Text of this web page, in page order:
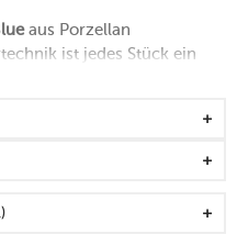
aus Porzellan
ist jedes Stück ein
Handglasiercharakter, ein
Look mit einzigartigen
viel Spielraum für die